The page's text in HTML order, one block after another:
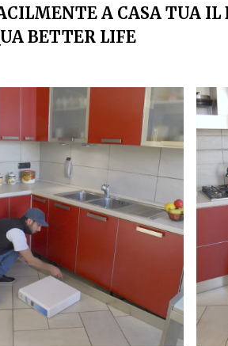
A CASA TUA IL
BETTER LIFE